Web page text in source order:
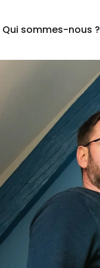
Qui sommes-nous ?